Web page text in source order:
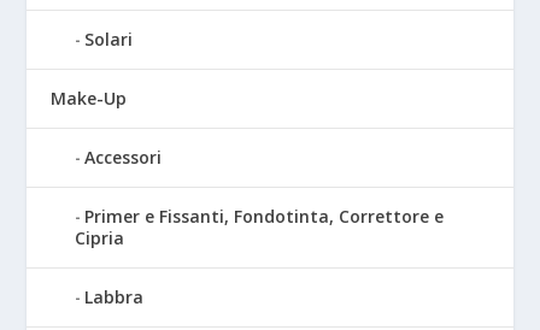
Solari
Make-Up
Accessori
Primer e Fissanti, Fondotinta, Correttore e
Cipria
Labbra